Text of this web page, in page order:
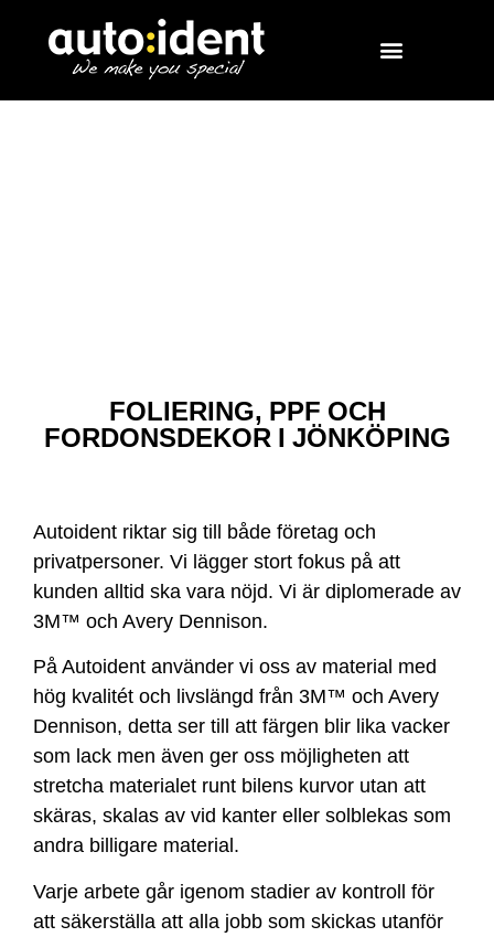
FOLIERING, PPF OCH
FORDONSDEKOR I JÖNKÖPING
Autoident riktar sig till både företag och
privatpersoner. Vi lägger stort fokus på att
kunden alltid ska vara nöjd. Vi är diplomerade av
3M™ och Avery Dennison.
På Autoident använder vi oss av material med
hög kvalitét och livslängd från 3M™ och Avery
Dennison, detta ser till att färgen blir lika vacker
som lack men även ger oss möjligheten att
stretcha materialet runt bilens kurvor utan att
skäras, skalas av vid kanter eller solblekas som
andra billigare material.
Varje arbete går igenom stadier av kontroll för
att säkerställa att alla jobb som skickas utanför